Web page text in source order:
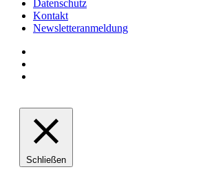
Datenschutz
Kontakt
Newsletteranmeldung
Schließen